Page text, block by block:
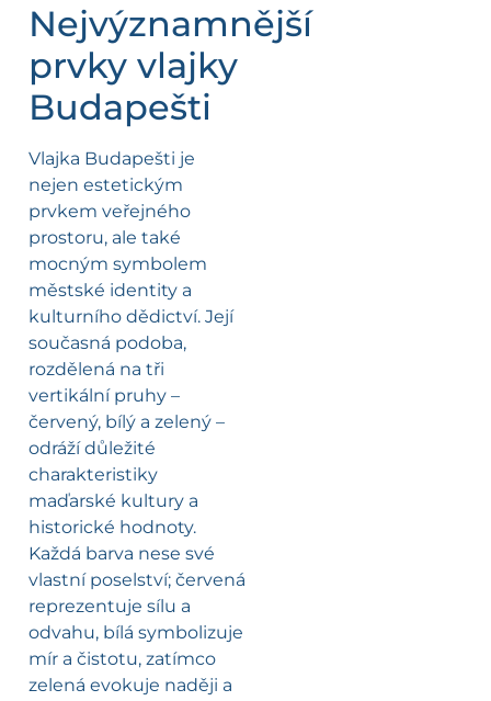
Nejvýznamnější
prvky vlajky
Budapešti
Vlajka Budapešti je
nejen estetickým
prvkem veřejného
prostoru, ale také
mocným symbolem
městské identity a
kulturního dědictví. Její
současná podoba,
rozdělená na tři
vertikální pruhy –
červený, bílý a zelený –
odráží důležité
charakteristiky
maďarské kultury a
historické hodnoty.
Každá barva nese své
vlastní poselství; červená
reprezentuje sílu a
odvahu, bílá symbolizuje
mír a čistotu, zatímco
zelená evokuje naději a